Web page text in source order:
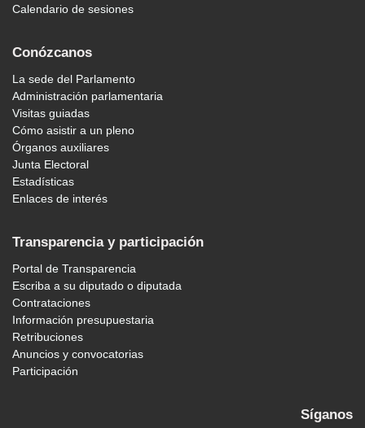
Calendario de sesiones
Conózcanos
La sede del Parlamento
Administración parlamentaria
Visitas guiadas
Cómo asistir a un pleno
Órganos auxiliares
Junta Electoral
Estadísticas
Enlaces de interés
Transparencia y participación
Portal de Transparencia
Escriba a su diputado o diputada
Contrataciones
Información presupuestaria
Retribuciones
Anuncios y convocatorias
Participación
Síganos